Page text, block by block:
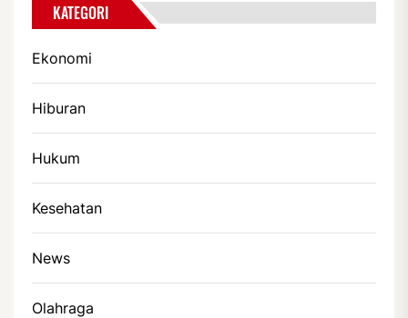
KATEGORI
Ekonomi
Hiburan
Hukum
Kesehatan
News
Olahraga